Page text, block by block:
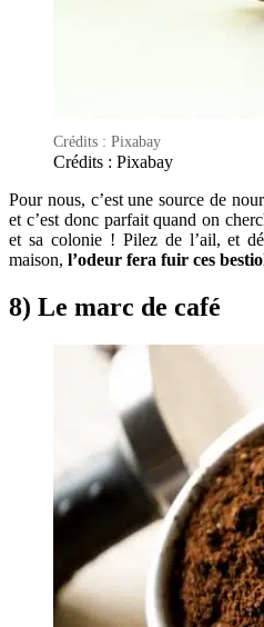
Crédits : Pixabay
Crédits : Pixabay
Pour nous, c’est une source de
et c’est donc parfait quand on
et sa colonie ! Pilez de l’ail, et
maison, l’odeur fera fuir ces
8) Le marc de café